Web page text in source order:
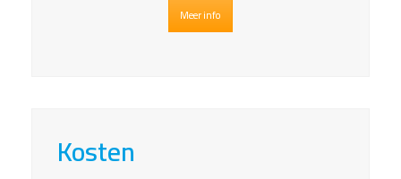
Meer info
Kosten